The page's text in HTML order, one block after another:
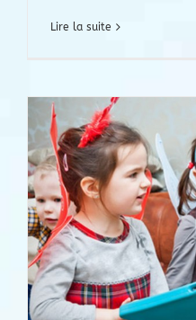
Lire la suite